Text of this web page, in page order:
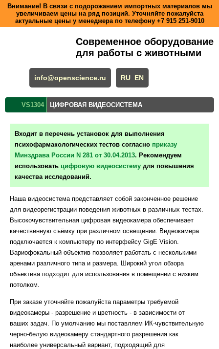
Внимание! В связи с подорожанием импортных материалов мы
увеличиваем цены на ряд позиций. Уточняйте пожалуйста
актуальные цены у менеджера по телефону +7 915 251-9010
Современное оборудование
для работы с животными
info@openscience.ru RU EN
VS1304 ЦИФРОВАЯ ВИДЕОСИСТЕМА
Входит в перечень установок для выполнения
психофармакологических тестов согласно приказу
Минздрава России N 281 от 30.04.2013. Рекомендуем
использовать цифровую видеосистему для повышения
качества исследований.
Наша видеосистема представляет собой законченное решение
для видеорегистрации поведения животных в различных тестах.
Высокочувствительная цифровая видеокамера обеспечивает
качественную съёмку при различном освещении. Видеокамера
подключается к компьютеру по интерфейсу GigE Vision.
Вариофокальный объектив позволяет работать с несколькими
аренами различного типа и размера. Широкий угол обзора
объектива подходит для использования в помещении с низким
потолком.
При заказе уточняйте пожалуйста параметры требуемой
видеокамеры - разрешение и цветность - в зависимости от
ваших задач. По умолчанию мы поставляем ИК-чувствительную
черно-белую видеокамеру стандартного разрешения как
наиболее универсальный вариант, подходящий для